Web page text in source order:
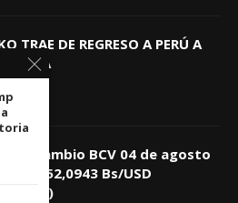
TRAE DE REGRESO A PERÚ A
de Cambio BCV 04 de agosto
752,0943 Bs/USD